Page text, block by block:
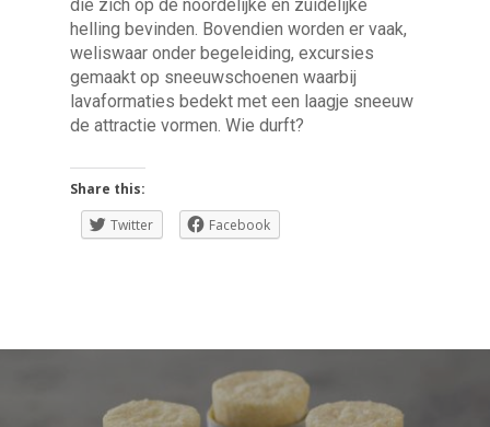
die zich op de noordelijke en zuidelijke
helling bevinden. Bovendien worden er vaak,
weliswaar onder begeleiding, excursies
gemaakt op sneeuwschoenen waarbij
lavaformaties bedekt met een laagje sneeuw
de attractie vormen. Wie durft?
Share this:
Twitter
Facebook